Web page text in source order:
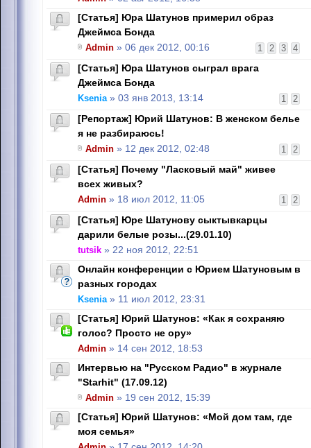
[Статья] Юра Шатунов примерил образ
Джеймса Бонда
1 2 3 4
Admin » 06 дек 2012, 00:16
[Статья] Юра Шатунов сыграл врага
Джеймса Бонда
1 2
Ksenia» 03 янв 2013, 13:14
[Репортаж] Юрий Шатунов: В женском белье
я не разбираюсь!
1 2
Admin » 12 дек 2012, 02:48
[Статья] Почему "Ласковый май" живее
всех живых?
1 2
Admin » 18 июл 2012, 11:05
[Статья] Юре Шатунову сыктывкарцы
дарили белые розы...(29.01.10)
tutsik » 22 ноя 2012, 22:51
Онлайн конференции с Юрием Шатуновым в
разных городах
Ksenia» 11 июл 2012, 23:31
[Статья] Юрий Шатунов: «Как я сохраняю
голос? Просто не ору»
Admin » 14 сен 2012, 18:53
Интервью на "Русском Радио" в журнале
"Starhit" (17.09.12)
Admin » 19 сен 2012, 15:39
[Статья] Юрий Шатунов: «Мой дом там, где
моя семья»